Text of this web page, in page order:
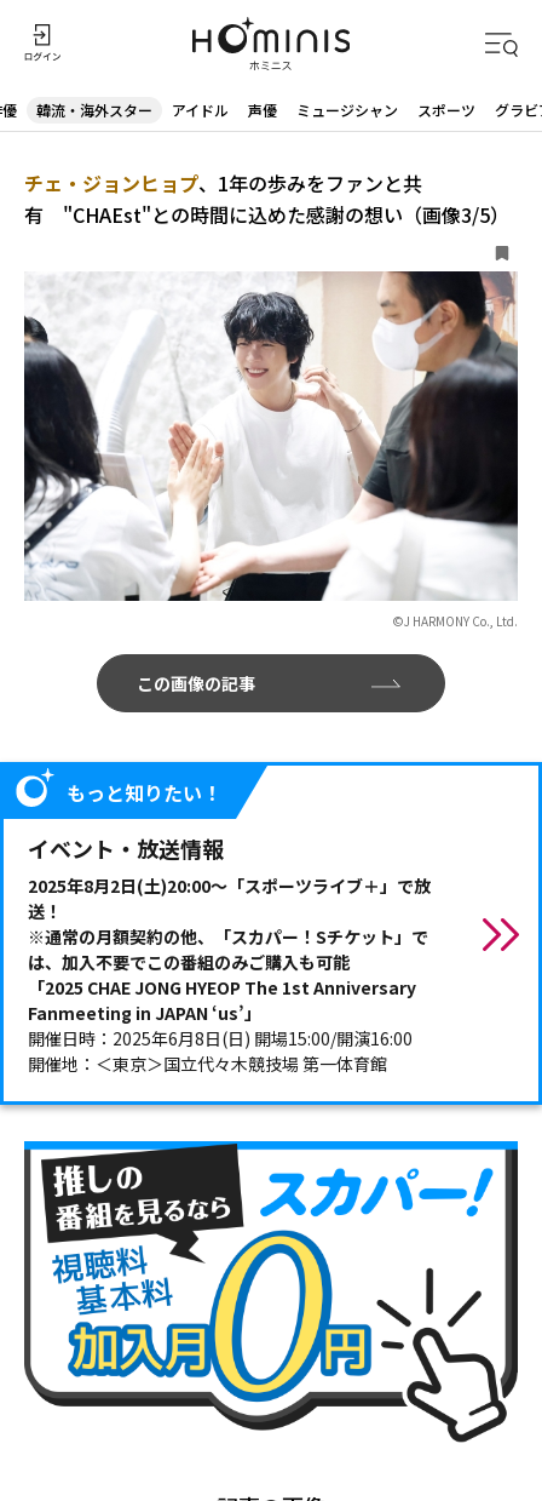
韓流・海外スター アイドル 声優 ミュージシャン スポーツ グラビ
チェ・ジョンヒョプ、1年の歩みをファンと共
有 "CHAEst"との時間に込めた感謝の想い（画像3/5）
©J HARMONY Co., Ltd.
この画像の記事
もっと知りたい！
イベント・放送情報
2025年8月2日(土)20:00～「スポーツライブ＋」で放
送！
※通常の月額契約の他、「スカパー！Sチケット」で
は、加入不要でこの番組のみご購入も可能
「2025 CHAE JONG HYEOP The 1st Anniversary
Fanmeeting in JAPAN ‘us’」
開催日時：2025年6月8日(日) 開場15:00/開演16:00
開催地：＜東京＞国立代々木競技場 第一体育館